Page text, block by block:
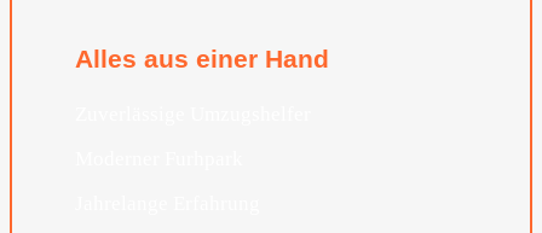
Alles aus einer Hand